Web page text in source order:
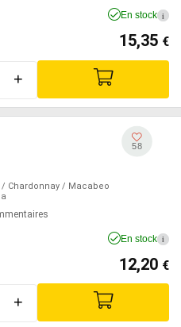
En stock i
15,35 €
+
/ Chardonnay / Macabeo
58
En stock i
12,20 €
+